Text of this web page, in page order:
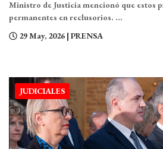
Ministro de Justicia mencionó que estos
permanentes en reclusorios. ...
29 May, 2026 | PRENSA
JUDICIALES